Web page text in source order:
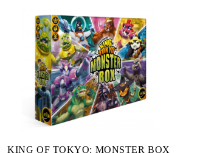
KING OF TOKYO: MONSTER BOX